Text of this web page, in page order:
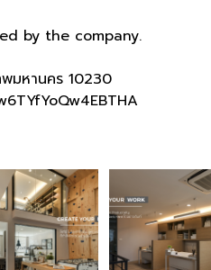
by the company.
มหานคร 10230